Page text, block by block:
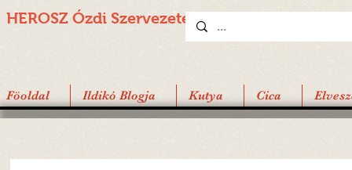
HEROSZ Ózdi Szervezete
Föoldal Ildikó Blogja Kutya Cica